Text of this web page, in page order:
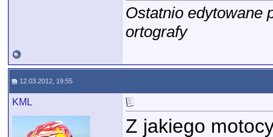
Ostatnio edytowane
ortografy
12.03.2012, 19:55
KML
Z jakiego